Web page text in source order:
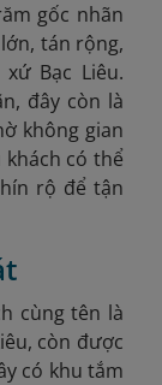
gốc nhãn
tán rộng,
Bạc Liêu.
đây còn là
không gian
có thể
rộ để tận
cùng tên là
còn được
có khu tắm